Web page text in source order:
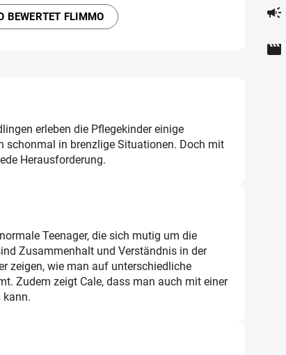
BEWERTET FLIMMO
erleben die Pflegekinder einige
schonmal in brenzlige Situationen. Doch mit
Herausforderung.
Teenager, die sich mutig um die
Zusammenhalt und Verständnis in der
zeigen, wie man auf unterschiedliche
Zudem zeigt Cale, dass man auch mit einer
kann.
campaign
movie